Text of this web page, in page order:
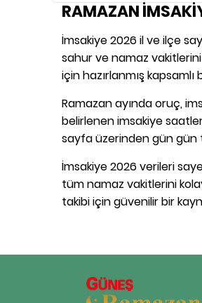
RAMAZAN
İmsakiye 2026 il ve ilçe
sahur ve namaz
için hazırlanmış
Ramazan ayında oruç,
belirlenen imsakiye
sayfa üzerinden gün gün
İmsakiye 2026 verileri
tüm namaz vakitlerini
takibi için güvenilir bir